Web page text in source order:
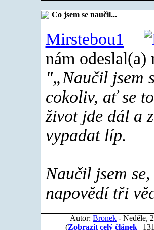
Co jsem se naučil...
Mirstebou1
nám odeslal(a)
"„Naučil jsem
cokoliv, ať se
život jde dál a
vypadat líp.
Naučil jsem
napovědí tři
Autor: Bronek - Neděle,
(Zobrazit celý článek |